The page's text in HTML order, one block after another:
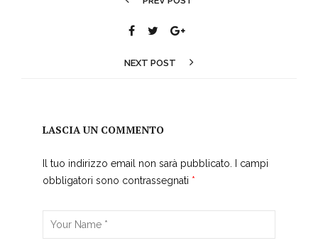
PREV POST
LASCIA UN COMMENTO
obbligatori sono contrassegnati